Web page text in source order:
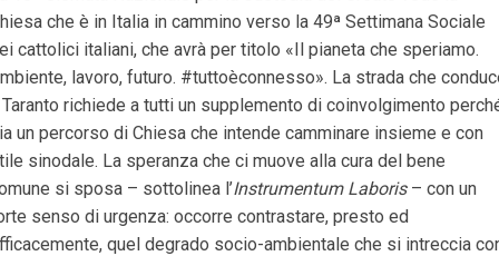
che è in Italia in cammino verso la 49ª Settimana Sociale
cattolici italiani, che avrà per titolo «Il pianeta che speriamo.
lavoro, futuro. #tuttoèconnesso». La strada che
richiede a tutti un supplemento di coinvolgimento
un percorso di Chiesa che intende camminare insieme e con
sinodale. La speranza che ci muove alla cura del bene
si sposa – sottolinea l’Instrumentum Laboris – con un
senso di urgenza: occorre contrastare, presto ed
quel degrado socio-ambientale che si intreccia